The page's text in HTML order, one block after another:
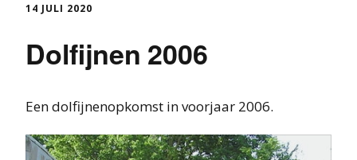
14 JULI 2020
Dolfijnen 2006
Een dolfijnenopkomst in voorjaar 2006.